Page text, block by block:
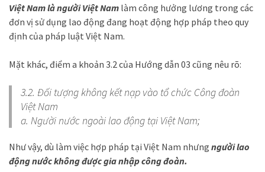
Việt Nam là người Việt Nam làm công hưởng lương trong các
đơn vị sử dụng lao động đang hoạt động hợp pháp theo quy
định của pháp luật Việt Nam.
Mặt khác, điểm a khoản 3.2 của Hướng dẫn 03 cũng nêu rõ:
3.2. Đối tượng không kết nạp vào tổ chức Công đoàn
Việt Nam
a. Người nước ngoài lao động tại Việt Nam;
Như vậy, dù làm việc hợp pháp tại Việt Nam nhưng người lao
động nước không được gia nhập công đoàn.